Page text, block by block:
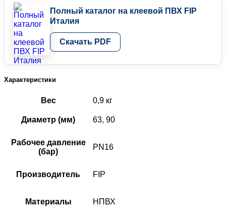
Полный каталог на клеевой ПВХ FIP
Италия
Скачать PDF
Характеристики
Вес 0,9 кг
Диаметр (мм) 63, 90
Рабочее давление
(бар)
PN16
Производитель FIP
Материалы НПВХ